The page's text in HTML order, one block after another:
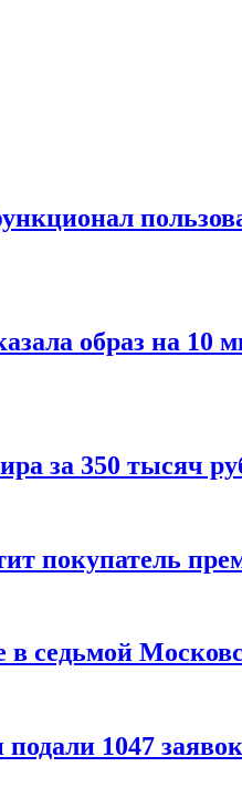
образ на 10
за 350 тысяч
покупатель
в седьмой
1047